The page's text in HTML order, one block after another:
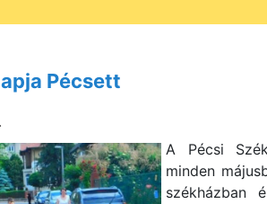
Pécsett
A Pécsi
minden
székházban